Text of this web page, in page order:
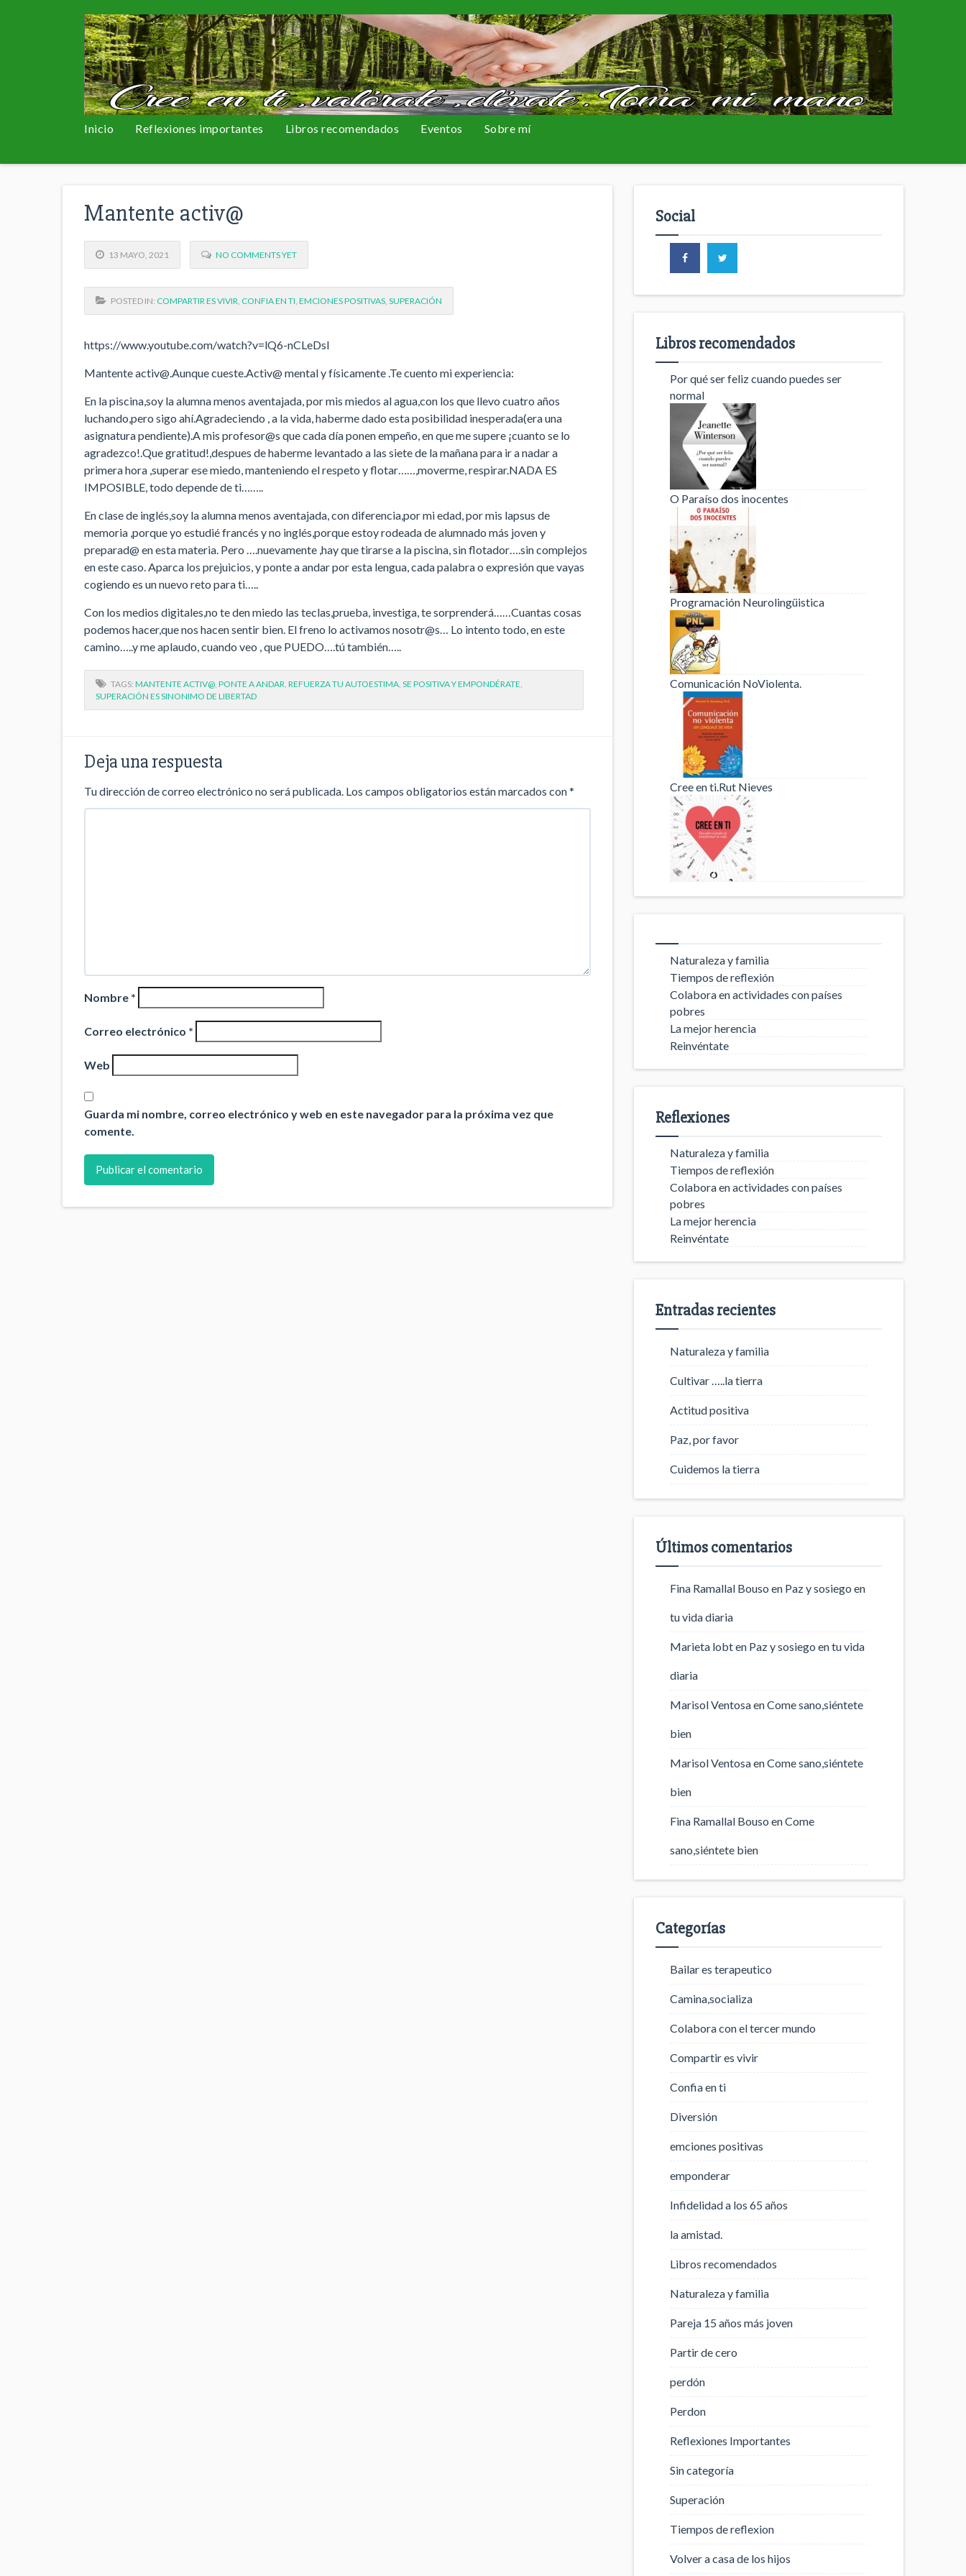
Inicio Reflexiones importantes Libros recomendados Eventos Sobre mí
Mantente activ@
13 MAYO, 2021 NO COMMENTS YET
POSTED IN: COMPARTIR ES VIVIR CONFIA EN TI EMCIONES POSITIVAS SUPERACIÓN
https://www.youtube.com/watch?v=lQ6-nCLeDsI
Mantente activ@.Aunque cueste.Activ@ mental y físicamente .Te cuento mi experiencia:
En la piscina,soy la alumna menos aventajada, por mis miedos al agua,con los que llevo cuatro años
luchando,pero sigo ahí.Agradeciendo , a la vida, haberme dado esta posibilidad inesperada(era una
asignatura pendiente).A mis profesor@s que cada día ponen empeño, en que me supere ¡cuanto se lo
agradezco!.Que gratitud!,despues de haberme levantado a las siete de la mañana para ir a nadar a
primera hora ,superar ese miedo, manteniendo el respeto y flotar……,moverme, respirar.NADA ES
IMPOSIBLE, todo depende de ti……..
En clase de inglés,soy la alumna menos aventajada, con diferencia,por mi edad, por mis lapsus de
memoria ,porque yo estudié francés y no inglés,porque estoy rodeada de alumnado más joven y
preparad@ en esta materia. Pero ….nuevamente ,hay que tirarse a la piscina, sin flotador….sin complejos
en este caso. Aparca los prejuicios, y ponte a andar por esta lengua, cada palabra o expresión que vayas
cogiendo es un nuevo reto para ti…..
Con los medios digitales,no te den miedo las teclas,prueba, investiga, te sorprenderá……Cuantas cosas
podemos hacer,que nos hacen sentir bien. El freno lo activamos nosotr@s… Lo intento todo, en este
camino…..y me aplaudo, cuando veo , que PUEDO….tú también…..
TAGS: MANTENTE ACTIV@, PONTE A ANDAR, REFUERZA TU AUTOESTIMA, SE POSITIVA Y EMPONDÉRATE,
SUPERACIÓN ES SINONIMO DE LIBERTAD
Deja una respuesta
Tu dirección de correo electrónico no será publicada. Los campos obligatorios están marcados con*
Nombre *
Correo electrónico *
Web
Guarda mi nombre, correo electrónico y web en este navegador para la próxima vez que
comente.
Social
Libros recomendados
Por qué ser feliz cuando puedes ser
normal
O Paraíso dos inocentes
Programación Neurolingüistica
Comunicación NoViolenta.
Cree en ti.Rut Nieves
Naturaleza y familia
Tiempos de reflexión
Colabora en actividades con países
pobres
La mejor herencia
Reinvéntate
Reflexiones
Naturaleza y familia
Tiempos de reflexión
Colabora en actividades con países
pobres
La mejor herencia
Reinvéntate
Entradas recientes
Naturaleza y familia
Cultivar …..la tierra
Actitud positiva
Paz, por favor
Cuidemos la tierra
Últimos comentarios
Fina Ramallal Bouso en Paz y sosiego en
tu vida diaria
Marieta lobten Paz y sosiego en tu vida
diaria
Marisol VentosaenCome sano,siéntete
bien
Marisol VentosaenCome sano,siéntete
bien
Fina Ramallal Bouso enCome
sano,siéntete bien
Categorías
Bailar es terapeutico
Camina,socializa
Colabora con el tercer mundo
Compartir es vivir
Confia en ti
Diversión
emciones positivas
emponderar
Infidelidad a los 65 años
la amistad.
Libros recomendados
Naturaleza y familia
Pareja 15 años más joven
Partir de cero
perdón
Perdon
Reflexiones Importantes
Sin categoría
Superación
Tiempos de reflexion
Volver a casa de los hijos